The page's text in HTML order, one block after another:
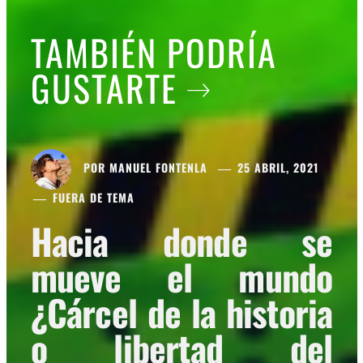
TAMBIÉN PODRÍA
GUSTARTE
POR MANUEL FONTENLA
25 ABRIL, 2021
FUERA DE TEMA
Hacia donde se
mueve el mundo
¿Cárcel de la historia
o libertad del